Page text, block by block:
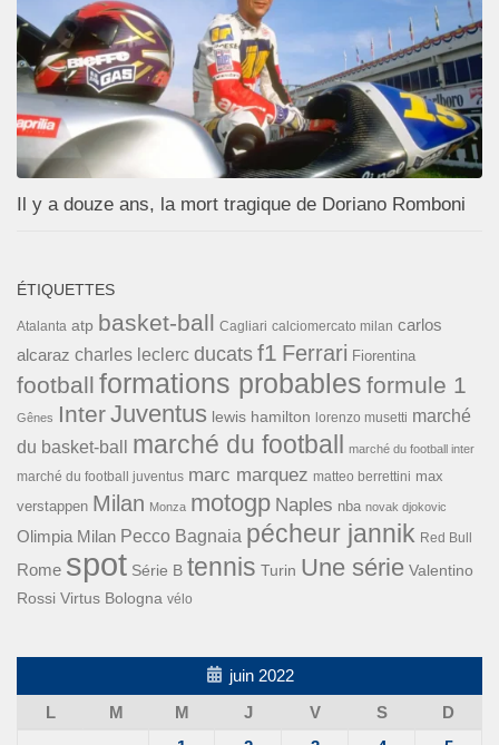
Il y a douze ans, la mort tragique de Doriano Romboni
ÉTIQUETTES
Atalanta atp basket-ball Cagliari calciomercato milan carlos
alcaraz charles leclerc ducats f1 Ferrari Fiorentina
football formations probables formule 1
Gênes InterJuventus lewis hamilton lorenzo musetti marché
du basket-ball
marché du football marché du football inter
marché du football juventus marc marquez matteo berrettini max
verstappen Milan Monza motogp Naples nba novak djokovic
Olimpia Milan Pecco Bagnaia pécheur jannik Red Bull
Rome spot Série B tennis Turin Une série Valentino
Rossi Virtus Bologna vélo
juin 2022
L
M M J V S
D